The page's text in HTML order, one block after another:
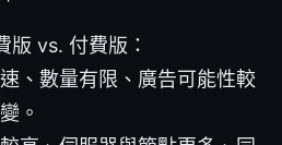
vs. 付費版：
、數量有限、廣告可能性較
。